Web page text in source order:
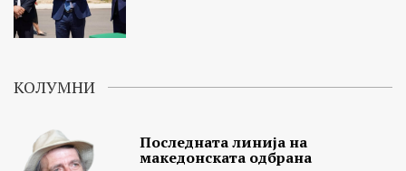
КОЛУМНИ
Последната линија на
македонската одбрана